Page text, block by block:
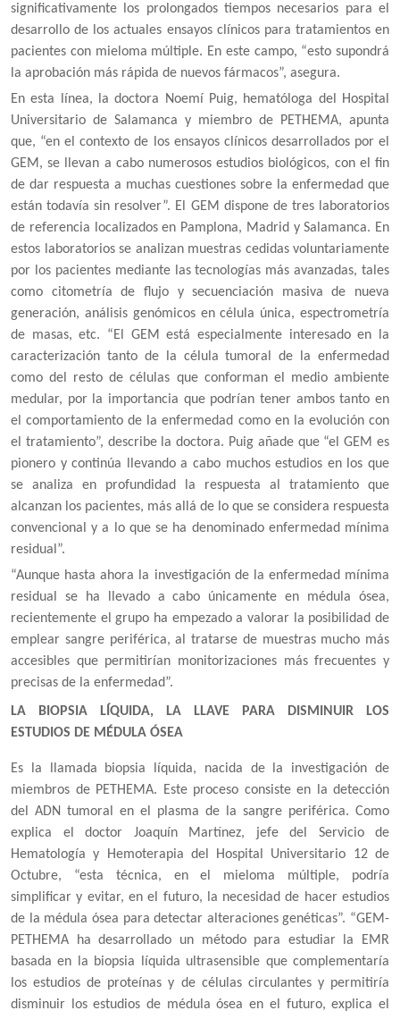
significativamente los prolongados tiempos necesarios para el
desarrollo de los actuales ensayos clínicos para tratamientos en
pacientes con mieloma múltiple. En este campo, “esto supondrá
la aprobación más rápida de nuevos fármacos”, asegura.
En esta línea, la doctora Noemí Puig, hematóloga del Hospital
Universitario de Salamanca y miembro de PETHEMA, apunta
que, “en el contexto de los ensayos clínicos desarrollados por el
GEM, se llevan a cabo numerosos estudios biológicos, con el fin
de dar respuesta a muchas cuestiones sobre la enfermedad que
están todavía sin resolver”. El GEM dispone de tres laboratorios
de referencia localizados en Pamplona, Madrid y Salamanca. En
estos laboratorios se analizan muestras cedidas voluntariamente
por los pacientes mediante las tecnologías más avanzadas, tales
como citometría de flujo y secuenciación masiva de nueva
generación, análisis genómicos en célula única, espectrometría
de masas, etc. “El GEM está especialmente interesado en la
caracterización tanto de la célula tumoral de la enfermedad
como del resto de células que conforman el medio ambiente
medular, por la importancia que podrían tener ambos tanto en
el comportamiento de la enfermedad como en la evolución con
el tratamiento”, describe la doctora. Puig añade que “el GEM es
pionero y continúa llevando a cabo muchos estudios en los que
se analiza en profundidad la respuesta al tratamiento que
alcanzan los pacientes, más allá de lo que se considera respuesta
convencional y a lo que se ha denominado enfermedad mínima
residual”.
“Aunque hasta ahora la investigación de la enfermedad mínima
residual se ha llevado a cabo únicamente en médula ósea,
recientemente el grupo ha empezado a valorar la posibilidad de
emplear sangre periférica, al tratarse de muestras mucho más
accesibles que permitirían monitorizaciones más frecuentes y
precisas de la enfermedad”.
LA BIOPSIA LÍQUIDA, LA LLAVE PARA DISMINUIR LOS
ESTUDIOS DE MÉDULA ÓSEA
Es la llamada biopsia líquida, nacida de la investigación de
miembros de PETHEMA. Este proceso consiste en la detección
del ADN tumoral en el plasma de la sangre periférica. Como
explica el doctor Joaquín Martínez, jefe del Servicio de
Hematología y Hemoterapia del Hospital Universitario 12 de
Octubre, “esta técnica, en el mieloma múltiple, podría
simplificar y evitar, en el futuro, la necesidad de hacer estudios
de la médula ósea para detectar alteraciones genéticas”. “GEM-
PETHEMA ha desarrollado un método para estudiar la EMR
basada en la biopsia líquida ultrasensible que complementaría
los estudios de proteínas y de células circulantes y permitiría
disminuir los estudios de médula ósea en el futuro, explica el